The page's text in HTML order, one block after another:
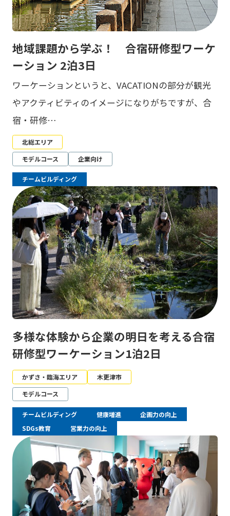
地域課題から学ぶ！ 合宿研修型ワーケ
ーション 2泊3日
ワーケーションというと、VACATIONの部分が観光
やアクティビティのイメージになりがちですが、合
宿・研修…
北総エリア
モデルコース
企業向け
チームビルディング
多様な体験から企業の明日を考える合宿
研修型ワーケーション1泊2日
かずさ・臨海エリア
木更津市
モデルコース
チームビルディング 健康増進
企画力の向上
SDGs教育
営業力の向上